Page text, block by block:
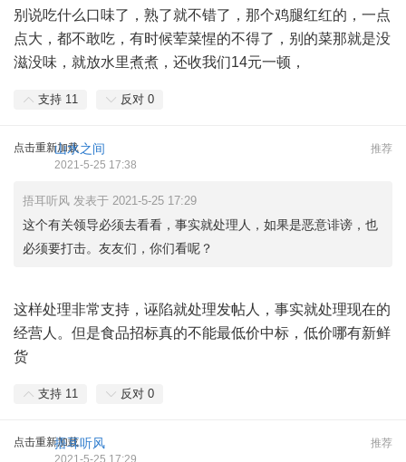
别说吃什么口味了，熟了就不错了，那个鸡腿红红的，一点
点大，都不敢吃，有时候荤菜惺的不得了，别的菜那就是没
滋没味，就放水里煮煮，还收我们14元一顿，
支持 11 反对 0
点击重新加载 推荐
山水之间
2021-5-25 17:38
捂耳听风 发表于 2021-5-25 17:29
这个有关领导必须去看看，事实就处理人，如果是恶意诽谤，也
必须要打击。友友们，你们看呢？
这样处理非常支持，诬陷就处理发帖人，事实就处理现在的
经营人。但是食品招标真的不能最低价中标，低价哪有新鲜
货
支持 11 反对 0
点击重新加载 推荐
捂耳听风
2021-5-25 17:29